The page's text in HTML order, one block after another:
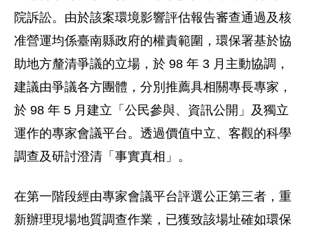
院訴訟。由於該案環境影響評估報告審查通過及核
准營運均係臺南縣政府的權責範圍，環保署基於協
助地方釐清爭議的立場，於 98 年 3 月主動協調，
建議由爭議各方團體，分別推薦具相關專長專家，
於 98 年 5 月建立「公民參與、資訊公開」及獨立
運作的專家會議平台。透過價值中立、客觀的科學
調查及研討澄清「事實真相」。
在第一階段經由專家會議平台評選公正第三者，重
新辦理現場地質調查作業，已獲致該場址確如環保